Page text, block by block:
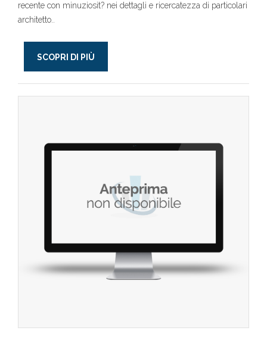
recente con minuziosit? nei dettagli e ricercatezza di particolari
architetto..
SCOPRI DI PIÙ